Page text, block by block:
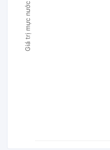
Giá trị mực nước